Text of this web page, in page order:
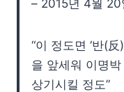
– 2015년 4월 20
“이 정도면 ‘반(
을 앞세워 이명박
상기시킬 정도”